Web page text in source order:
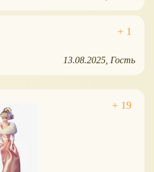
13.08.2025 Гость